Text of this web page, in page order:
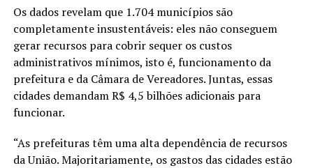
Os dados revelam que 1.704 municípios são
completamente insustentáveis: eles não conseguem
gerar recursos para cobrir sequer os custos
administrativos mínimos, isto é, funcionamento da
prefeitura e da Câmara de Vereadores. Juntas, essas
cidades demandam R$ 4,5 bilhões adicionais para
funcionar.
“As prefeituras têm uma alta dependência de recursos
da União. Majoritariamente, os gastos das cidades estão